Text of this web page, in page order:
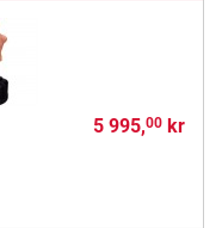
5 995,00kr